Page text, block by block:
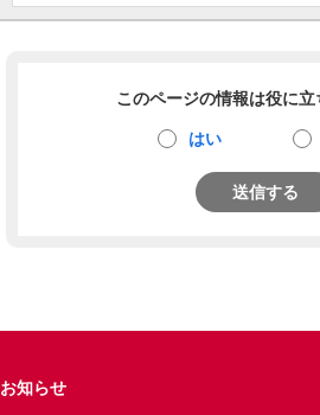
このページの情報は役に立
はい
送信する
お知らせ